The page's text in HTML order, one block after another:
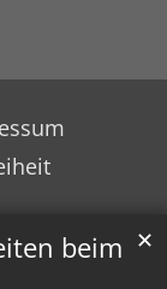
beim ✕